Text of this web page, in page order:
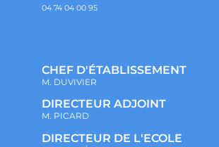
04 74 04 00 95
CHEF D'ÉTABLISSEMENT
M. DUVIVIER
DIRECTEUR ADJOINT
M. PICARD
DIRECTEUR DE L'ECOLE